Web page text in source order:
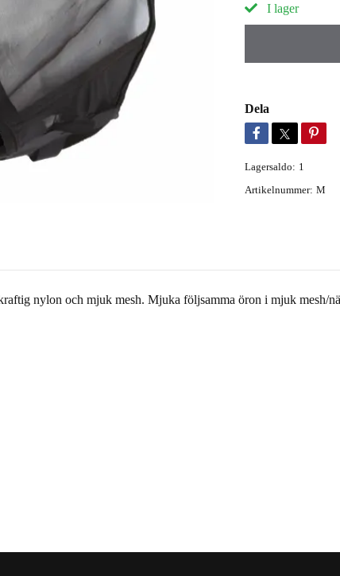
I lager
Dela
Lagersaldo: 1
Artikelnummer: M
nylon och mjuk mesh. Mjuka följsamma öron i mjuk mesh/